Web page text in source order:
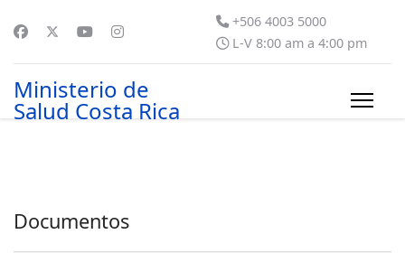
+506 4003 5000
L-V 8:00 am a 4:00 pm
Ministerio de
Salud Costa Rica
Documentos